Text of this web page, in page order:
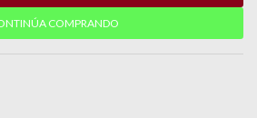
COMPRANDO